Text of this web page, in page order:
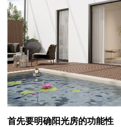
首先要明确阳光房的功能性